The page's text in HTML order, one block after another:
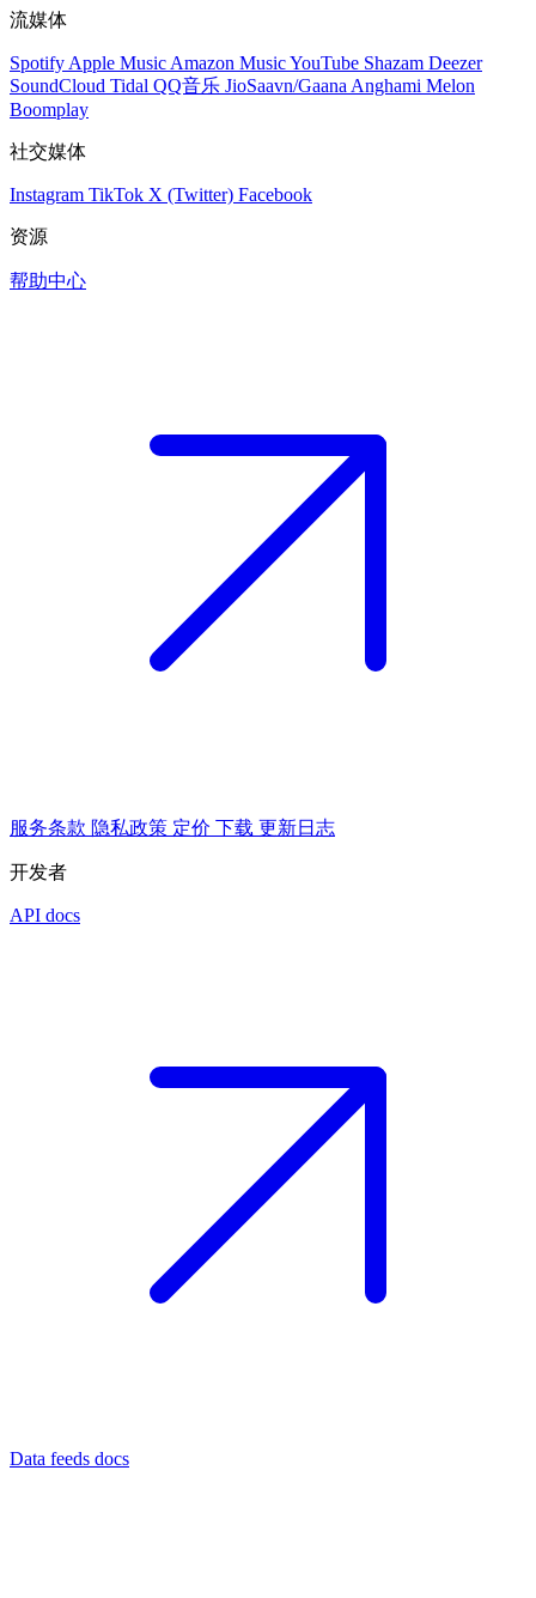
流媒体
Spotify Apple Music Amazon MusicYouTube Shazam Deezer
SoundCloud Tidal QQ音乐 JioSaavn/Gaana Anghami Melon
Boomplay
社交媒体
Instagram TikTok X (Twitter) Facebook
资源
帮助中心
服务条款 隐私政策 定价 下载 更新日志
开发者
API docs
Data feeds docs